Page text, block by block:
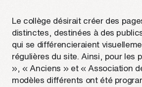
Le collège désirait créer des
distinctes, destinées à des
qui se différencieraient
régulières du site. Ainsi, pour les
», « Anciens » et « Association
modèles différents ont été